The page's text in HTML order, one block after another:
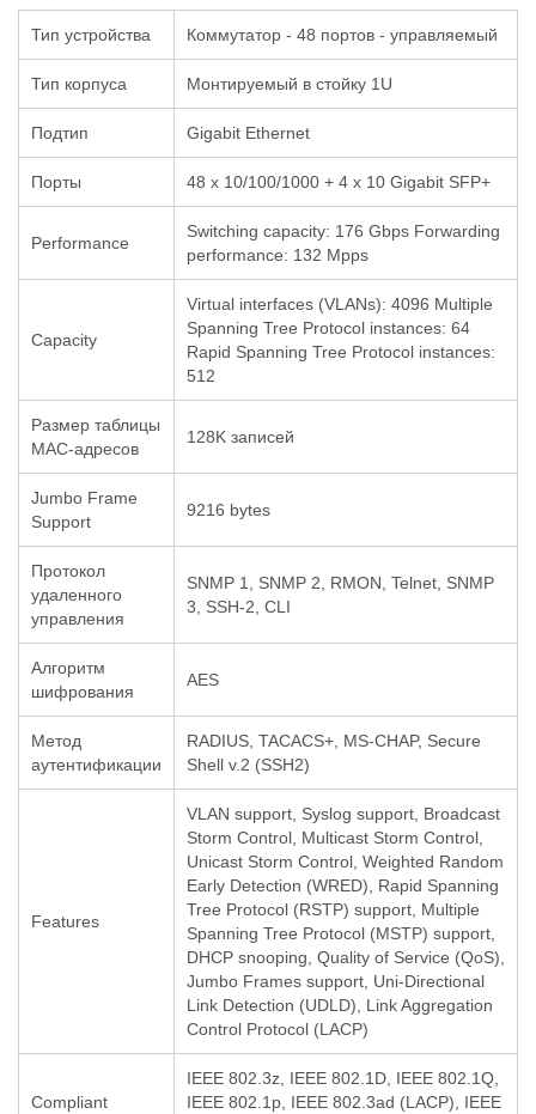
Тип устройства Коммутатор - 48 портов - управляемый
Тип корпуса Монтируемый в стойку 1U
Подтип Gigabit Ethernet
Порты 48 x 10/100/1000 + 4 x 10 Gigabit SFP+
Performance
Switching capacity: 176 Gbps Forwarding
performance: 132 Mpps
Capacity
Virtual interfaces (VLANs): 4096 Multiple
Spanning Tree Protocol instances: 64
Rapid Spanning Tree Protocol instances:
512
Размер таблицы
MAC-адресов
128K записей
Jumbo Frame
Support
9216 bytes
Протокол
удаленного
управления
SNMP 1, SNMP 2, RMON, Telnet, SNMP
3, SSH-2, CLI
Алгоритм
шифрования
AES
Метод
аутентификации
RADIUS, TACACS+, MS-CHAP, Secure
Shell v.2 (SSH2)
Features
VLAN support, Syslog support, Broadcast
Storm Control, Multicast Storm Control,
Unicast Storm Control, Weighted Random
Early Detection (WRED), Rapid Spanning
Tree Protocol (RSTP) support, Multiple
Spanning Tree Protocol (MSTP) support,
DHCP snooping, Quality of Service (QoS),
Jumbo Frames support, Uni-Directional
Link Detection (UDLD), Link Aggregation
Control Protocol (LACP)
Compliant
IEEE 802.3z, IEEE 802.1D, IEEE 802.1Q,
IEEE 802.1p, IEEE 802.3ad (LACP), IEEE